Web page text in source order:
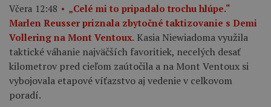
Včera 12:48
„Celé mi to pripadalo trochu hlúpe.“
Marlen Reusser priznala zbytočné taktizovanie s Demi
Vollering na Mont Ventoux. Kasia Niewiadoma využila
taktické váhanie najväčších favoritiek, necelých desať
kilometrov pred cieľom zaútočila a na Mont Ventoux si
vybojovala etapové víťazstvo aj vedenie v celkovom
poradí.